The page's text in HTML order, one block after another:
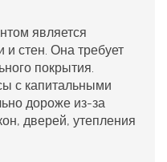
является
и стен. Она требует
покрытия.
с капитальными
дороже из-за
дверей, утепления